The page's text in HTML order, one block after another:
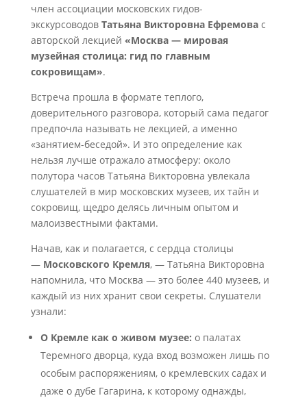
член ассоциации московских гидов-
экскурсоводов Татьяна Викторовна Ефремовас
авторской лекцией «Москва — мировая
музейная столица: гид по главным
сокровищам».
Встреча прошла в формате теплого,
доверительного разговора, который сама педагог
предпочла называть не лекцией, а именно
«занятием-беседой». И это определение как
нельзя лучше отражало атмосферу: около
полутора часов Татьяна Викторовна увлекала
слушателей в мир московских музеев, их тайн и
сокровищ, щедро делясь личным опытом и
малоизвестными фактами.
Начав, как и полагается, с сердца столицы
— Московского Кремля, — Татьяна Викторовна
напомнила, что Москва — это более 440 музеев, и
каждый из них хранит свои секреты. Слушатели
узнали:
О Кремле как о живом музее: о палатах
Теремного дворца, куда вход возможен лишь по
особым распоряжениям, о кремлевских садах и
даже о дубе Гагарина, к которому однажды,